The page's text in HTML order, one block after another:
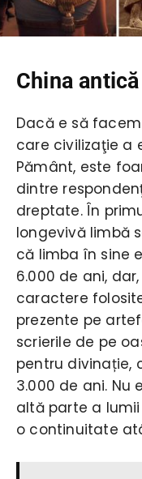
China antică
Dacă e să
care civilizaţie a
Pământ, este
dintre
dreptate. În
longevivă limbă
că limba în sine
6.000 de ani,
caractere
prezente pe
scrierile de pe
pentru divinație,
3.000 de ani. Nu
altă parte a
o continuitate